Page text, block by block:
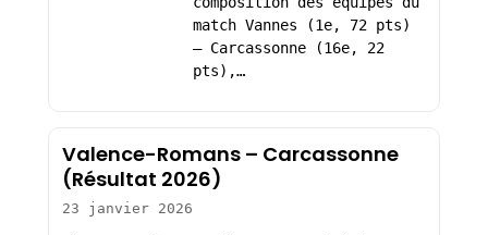
match Vannes (1e, 72 pts)
– Carcassonne (16e, 22
pts),…
Valence-Romans – Carcassonne
(Résultat 2026)
23 janvier 2026